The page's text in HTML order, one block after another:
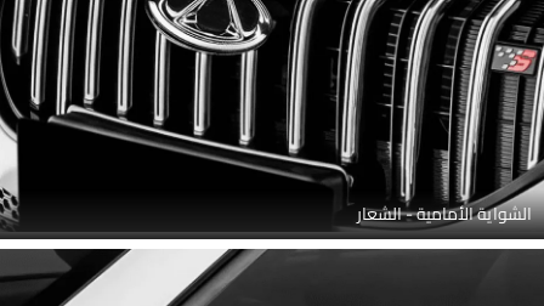
الشواية الأمامية - الشعار